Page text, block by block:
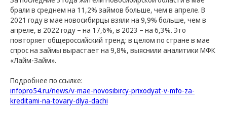
брали в среднем на 11,2% займов больше, чем в апреле. В
2021 году в мае новосибирцы взяли на 9,9% больше, чем в
апреле, в 2022 году – на 17,6%, в 2023 – на 6,3%. Это
повторяет общероссийский тренд: в целом по стране в мае
спрос на займы вырастает на 9,8%, выяснили аналитики МФК
«Лайм-Займ».
Подробнее по ссылке:
infopro54.ru/news/v-mae-novosibircy-prixodyat-v-mfo-za-
kreditami-na-tovary-dlya-dachi
Отдел по работе с
инвесторами
Звонки принимаются с 9:00 до 18:00
по Новосибирскому времени или с 05:00
+7 963 942 5144
investors@limecreditgroup.com
ОГРН: 1137746831606
630102, г. Новосибирск, ул. Кирова, 48, оф. 1401